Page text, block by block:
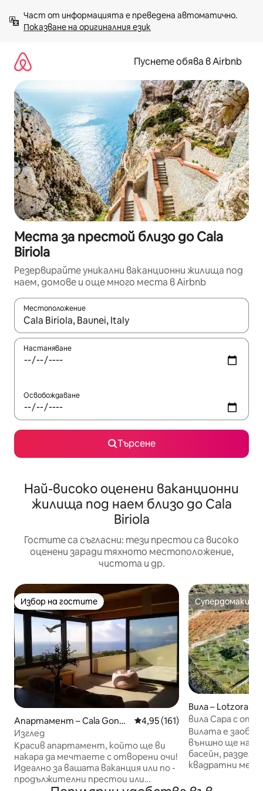
към
съдържанието
Показване на оригиналния език
Пуснете обява в Airbnb
Места за престой близо до Cala
Biriola
Резервирайте уникални ваканционни жилища под
наем, домове и още много места в Airbnb
Местоположение
Когато резултатите се покажат, използвайте
Настаняване
Освобождаване
Търсене
Най-високо оценени ваканционни
жилища под наем близо до Cala
Biriola
Гостите са съгласни: тези престои са високо
оценени заради тяхното местоположение,
чистота и др.
Избор на гостите
Избор на гостите
Апартамент – Cala Gonon
e
Средна оценка: 4,95 от 5,
4,95 (161)
Изглед
Красив апартамент, който ще ви
накара да мечтаете с отворени очи!
Идеално за вашата ваканция или по -
продължителни престои или
Супердомакин
Супердомакин
Вила – Lotzorai
вила Сара с
Вилата е
външно ще
басейн,
квадратни
отворена